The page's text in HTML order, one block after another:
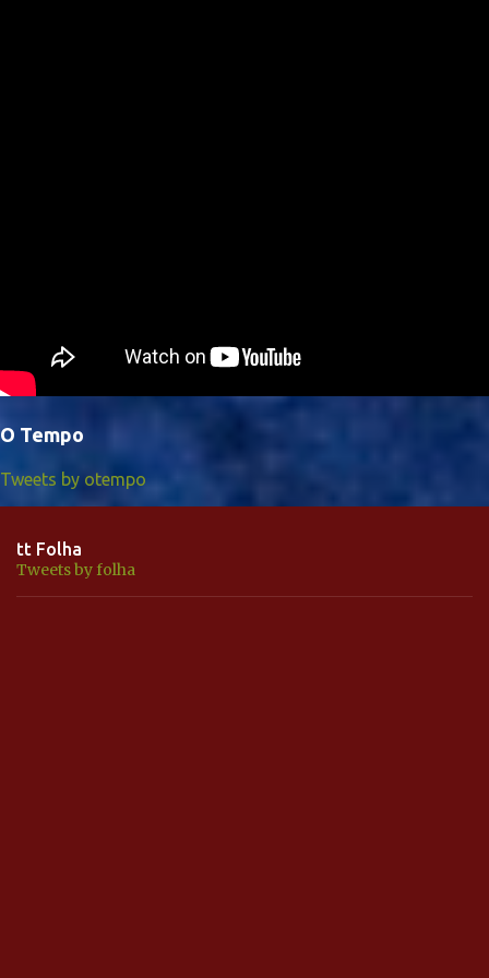
O Tempo
Tweets by otempo
tt Folha
Tweets by folha